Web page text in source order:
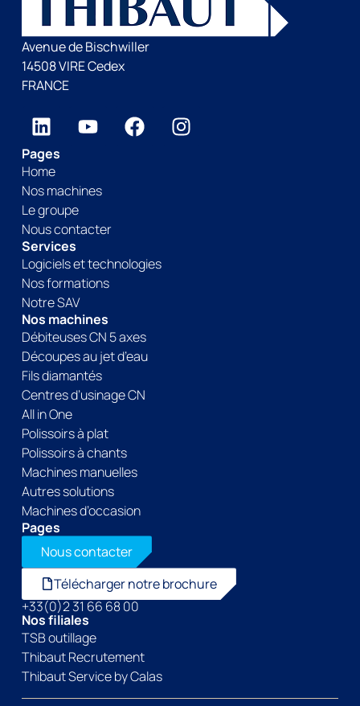
Avenue de Bischwiller
14508 VIRE Cedex
FRANCE
Pages
Home
Nos machines
Le groupe
Nous contacter
Services
Logiciels et technologies
Nos formations
Notre SAV
Nos machines
Débiteuses CN 5 axes
Découpes au jet d’eau
Fils diamantés
Centres d’usinage CN
All in One
Polissoirs à plat
Polissoirs à chants
Machines manuelles
Autres solutions
Machines d’occasion
Pages
Nous contacter
Télécharger notre brochure
+33(0)2 31 66 68 00
Nos filiales
TSB outillage
Thibaut Recrutement
Thibaut Service by Calas